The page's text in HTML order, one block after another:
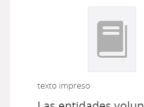
texto impreso